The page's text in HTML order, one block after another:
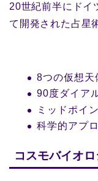
20世紀前半にドイ
て開発された占星
8つの仮想天
90度ダイア
ミッドポイ
科学的アプ
コスモバイオロ